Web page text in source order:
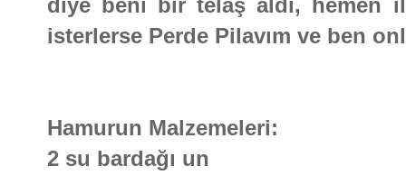
isterlerse Perde Pilavım ve ben
Hamurun Malzemeleri:
2 su bardağı un